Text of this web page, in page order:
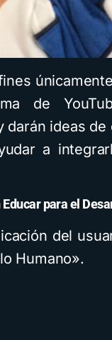
de
ideas de
a
para el
del
Humano».